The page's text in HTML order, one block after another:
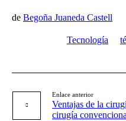
de Begoña Juaneda Castell
Tecnología
Enlace anterior
Ventajas de la
cirugía